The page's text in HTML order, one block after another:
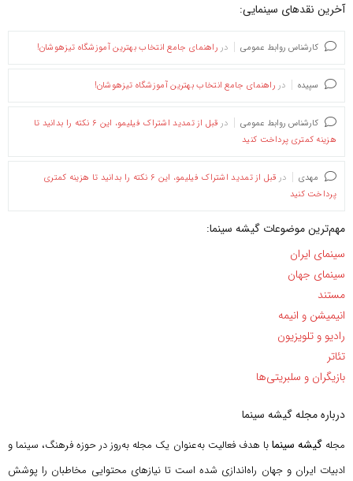
آخرین نقدهای سینمایی:
کارشناس روابط عمومی در راهنمای جامع انتخاب بهترین آموزشگاه تیزهوشان!
سپیده در راهنمای جامع انتخاب بهترین آموزشگاه تیزهوشان!
کارشناس روابط عمومی در
قبل از تمدید اشتراک فیلیمو، این ۶ نکته را بدانید تا
هزینه کمتری پرداخت کنید
مهدی در
قبل از تمدید اشتراک فیلیمو، این ۶ نکته را بدانید تا هزینه کمتری
پرداخت کنید
مهم‌ترین موضوعات گیشه سینما:
سینمای ایران
سینمای جهان
مستند
انیمیشن و انیمه
رادیو و تلویزیون
تئاتر
بازیگران و سلبریتی‌ها
درباره مجله گیشه سینما
مجلهگیشه سینمابا هدف فعالیت به‌عنوان یک مجله به‌روز در حوزه فرهنگ، سینما و
ادبیات ایران و جهان راه‌اندازی شده است تا نیازهای محتوایی مخاطبان را پوشش